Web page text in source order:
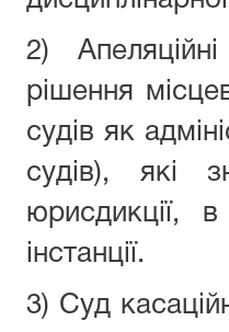
2)
рішення
судів як
судів), які
юрисдикції,
інстанції.
3) Суд